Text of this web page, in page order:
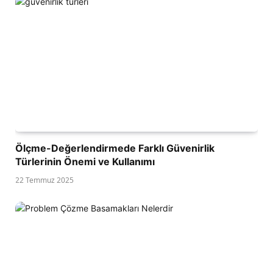
Ölçme-Değerlendirmede Farklı Güvenirlik
Türlerinin Önemi ve Kullanımı
22 Temmuz 2025